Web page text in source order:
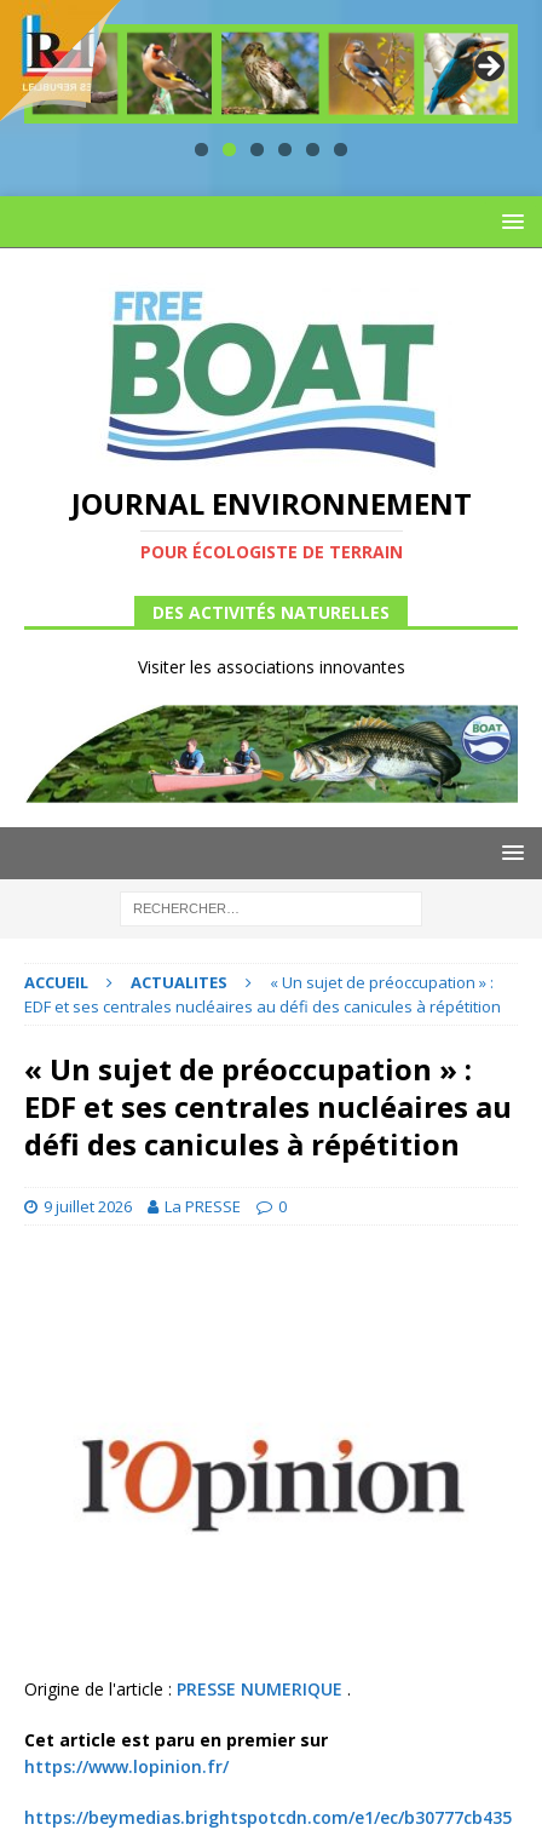
JOURNAL ENVIRONNEMENT
POUR ÉCOLOGISTE DE TERRAIN
DES ACTIVITÉS NATURELLES
Visiter les associations innovantes
ACCUEIL ACTUALITES
« Un sujet de préoccupation » :
EDF et ses centrales nucléaires au défi des canicules à répétition
« Un sujet de préoccupation » :
EDF et ses centrales nucléaires au
défi des canicules à répétition
9 juillet 2026 La PRESSE 0
Origine de l'article : PRESSE NUMERIQUE .
Cet article est paru en premier sur
https://www.lopinion.fr/
https://beymedias.brightspotcdn.com/e1/ec/b30777cb435